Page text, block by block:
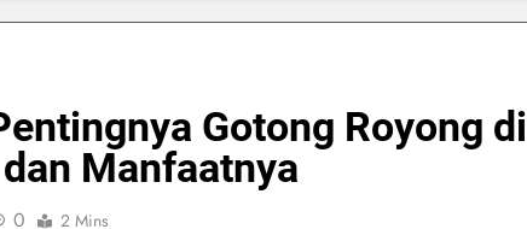
Gotong Royong di
Manfaatnya
0 2 Mins